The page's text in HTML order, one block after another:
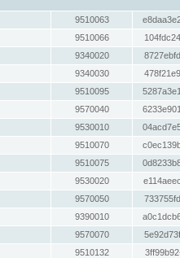
9510063
9510066
9340020
9340030
9510095
9570040
9530010
9510070
9510075
9530020
9570050
9390010
9570070
9510132